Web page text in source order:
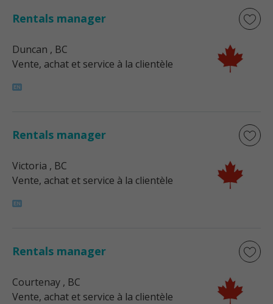
Rentals manager
Duncan , BC
Vente, achat et service à la clientèle
Rentals manager
Victoria , BC
Vente, achat et service à la clientèle
Rentals manager
Courtenay , BC
Vente, achat et service à la clientèle